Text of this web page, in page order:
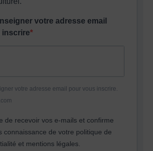
votre adresse email
inscrire
votre adresse email pour vous inscrire.
de recevoir vos e-mails et confirme
connaissance de votre politique de
et mentions légales.